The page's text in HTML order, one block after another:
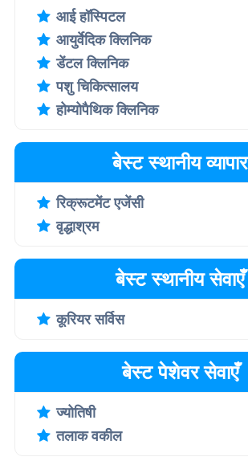
आई हॉस्पिटल
आयुर्वेदिक क्लिनिक
डेंटल क्लिनिक
पशु चिकित्सालय
होम्योपैथिक क्लिनिक
बेस्ट स्थानीय व्यापार
रिक्रूटमेंट एजेंसी
वृद्धाश्रम
बेस्ट स्थानीय सेवाएँ
कूरियर सर्विस
बेस्ट पेशेवर सेवाएँ
ज्योतिषी
तलाक वकील